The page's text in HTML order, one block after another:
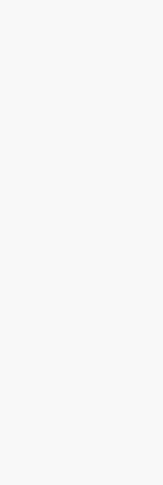
lịch
trong ngày: